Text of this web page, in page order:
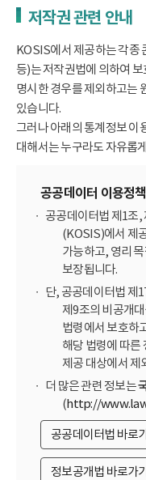
저작권 관련 안내
KOSIS에서 제공하는 각종
등)는 저작권법에 의하여
명시한 경우를 제외하고는
있습니다.
그러나 아래의 통계정보 이
대해서는 누구라도 자유롭
공공데이터 이용정
공공데이터법 제1조
(KOSIS)에서 제
가능하고, 영리
보장됩니다.
단, 공공데이터법 제
제9조의 비공개
법령에서 보호하
해당 법령에 따른
제공 대상에서 제
더 많은 관련 정보는
(http://
공공데이터법 바로
정보공개법 바로가